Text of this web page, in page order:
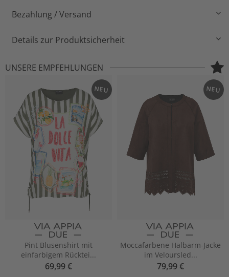
Bezahlung / Versand
Details zur Produktsicherheit
UNSERE EMPFEHLUNGEN
NEU
Pint Blusenshirt mit
einfarbigem Rücktei...
69,99 €
NEU
Moccafarbene Halbarm-Jacke
im Veloursled...
79,99 €